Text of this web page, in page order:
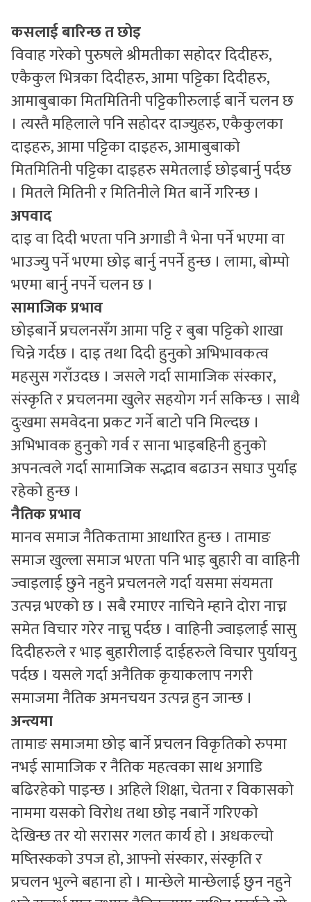
कसलाई बारिन्छ त छोइ
विवाह गरेको पुरुषले श्रीमतीका सहोदर दिदीहरु,
एकैकुल भित्रका दिदीहरु, आमा पट्टिका दिदीहरु,
आमाबुबाका मितमितिनी पट्टिकाीरुलाई बार्ने चलन छ
। त्यस्तै महिलाले पनि सहोदर दाज्युहरु, एकैकुलका
दाइहरु, आमा पट्टिका दाइहरु, आमाबुबाको
मितमितिनी पट्टिका दाइहरु समेतलाई छोइबार्नु पर्दछ
। मितले मितिनी र मितिनीले मित बार्ने गरिन्छ ।
अपवाद
दाइ वा दिदी भएता पनि अगाडी नै भेना पर्ने भएमा वा
भाउज्यु पर्ने भएमा छोइ बार्नु नपर्ने हुन्छ । लामा, बोम्पो
भएमा बार्नु नपर्ने चलन छ ।
सामाजिक प्रभाव
छोइबार्ने प्रचलनसँग आमा पट्टि र बुबा पट्टिको शाखा
चिन्ने गर्दछ । दाइ तथा दिदी हुनुको अभिभावकत्व
महसुस गराँउदछ । जसले गर्दा सामाजिक संस्कार,
संस्कृति र प्रचलनमा खुलेर सहयोग गर्न सकिन्छ । साथै
दुःखमा समवेदना प्रकट गर्ने बाटो पनि मिल्दछ ।
अभिभावक हुनुको गर्व र साना भाइबहिनी हुनुको
अपनत्वले गर्दा सामाजिक सद्भाव बढाउन सघाउ पुर्याइ
रहेको हुन्छ ।
नैतिक प्रभाव
मानव समाज नैतिकतामा आधारित हुन्छ । तामाङ
समाज खुल्ला समाज भएता पनि भाइ बुहारी वा वाहिनी
ज्वाइलाई छुने नहुने प्रचलनले गर्दा यसमा संयमता
उत्पन्न भएको छ । सबै रमाएर नाचिने म्हाने दोरा नाच्न
समेत विचार गरेर नाच्नु पर्दछ । वाहिनी ज्वाइलाई सासु
दिदीहरुले र भाइ बुहारीलाई दाईहरुले विचार पुर्यायनु
पर्दछ । यसले गर्दा अनैतिक कृयाकलाप नगरी
समाजमा नैतिक अमनचयन उत्पन्न हुन जान्छ ।
अन्त्यमा
तामाङ समाजमा छोइ बार्ने प्रचलन विकृतिको रुपमा
नभई सामाजिक र नैतिक महत्वका साथ अगाडि
बढिरहेको पाइन्छ । अहिले शिक्षा, चेतना र विकासको
नाममा यसको विरोध तथा छोइ नबार्ने गरिएको
देखिन्छ तर यो सरासर गलत कार्य हो । अधकल्चो
मष्तिस्कको उपज हो, आफ्नो संस्कार, संस्कृति र
प्रचलन भुल्ने बहाना हो । मान्छेले मान्छेलाई छुन नहुने